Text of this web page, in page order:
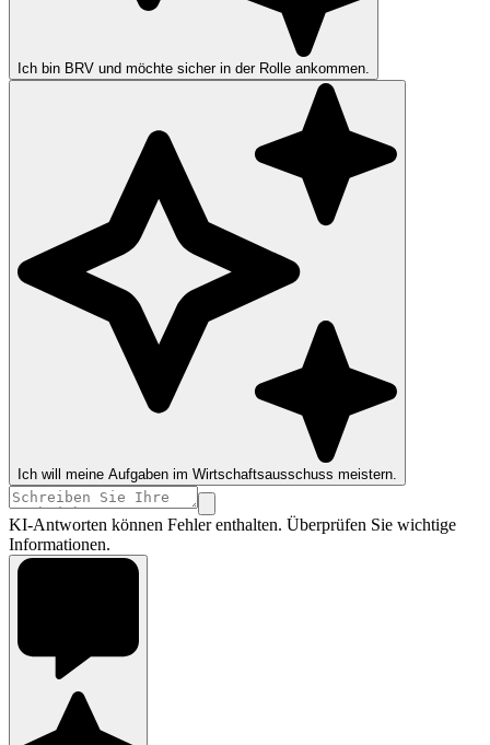
Ich bin BRV und möchte sicher in der Rolle ankommen.
Ich will meine Aufgaben im Wirtschaftsausschuss meistern.
KI-Antworten können Fehler enthalten. Überprüfen Sie wichtige
Informationen.